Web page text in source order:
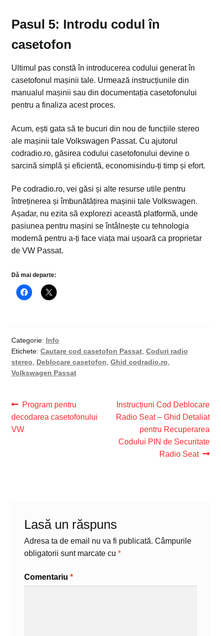
Pasul 5: Introdu codul în
casetofon
Ultimul pas constă în introducerea codului generat în
casetofonul mașinii tale. Urmează instrucțiunile din
manualul mașinii sau din documentația casetofonului
pentru a finaliza acest proces.
Acum, ești gata să te bucuri din nou de funcțiile stereo
ale mașinii tale Volkswagen Passat. Cu ajutorul
codradio.ro, găsirea codului casetofonului devine o
sarcină simplă și eficientă, economisindu-ți timp și efort.
Pe codradio.ro, vei găsi și alte resurse utile pentru
întreținerea și îmbunătățirea mașinii tale Volkswagen.
Așadar, nu ezita să explorezi această platformă, unde
pasiunea pentru mașini se întâlnește cu tehnologia
modernă pentru a-ți face viața mai ușoară ca proprietar
de VW Passat.
Dă mai departe:
Categorie: Info
Etichete: Cautare cod casetofon Passat, Coduri radio
stereo
Deblocare casetofon Ghid codradio.ro
Volkswagen Passat
Navigare
în
Articolul
anterior:
Program pentru
decodarea casetofonului
VW
Articolul
următor:
Instrucțiuni Cod Deblocare
Radio Seat – Ghid Detaliat
pentru Recuperarea
Codului PIN de Securitate
Radio Seat
Lasă un răspuns
Adresa ta de email nu va fi publicată. Câmpurile
obligatorii sunt marcate cu *
Comentariu *